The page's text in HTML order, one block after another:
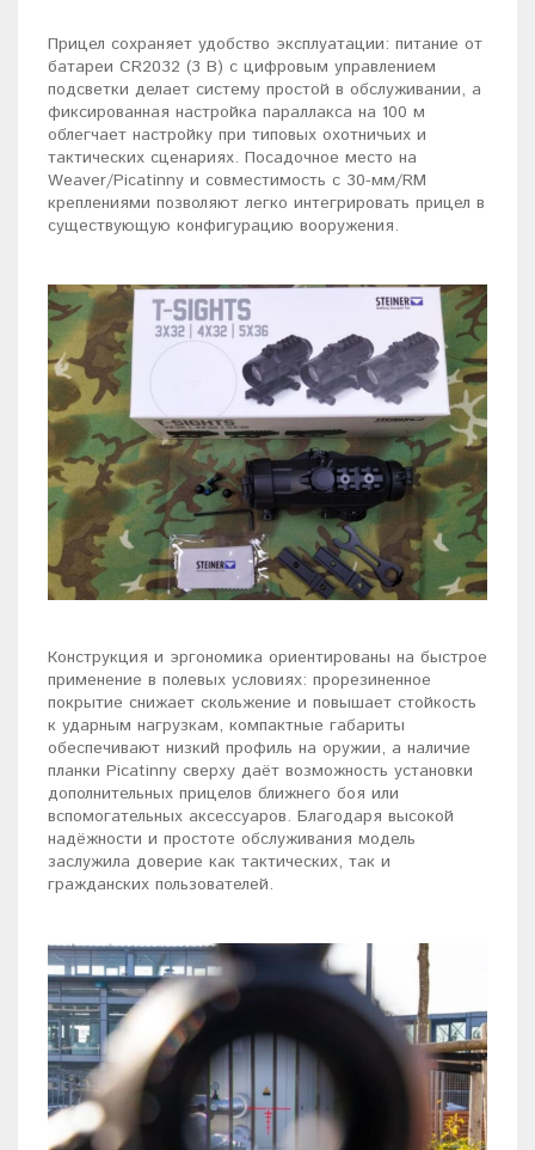
Прицел сохраняет удобство эксплуатации: питание от
батареи CR2032 (3 В) с цифровым управлением
подсветки делает систему простой в обслуживании, а
фиксированная настройка параллакса на 100 м
облегчает настройку при типовых охотничьих и
тактических сценариях. Посадочное место на
Weaver/Picatinny и совместимость с 30-мм/RM
креплениями позволяют легко интегрировать прицел в
существующую конфигурацию вооружения.
Конструкция и эргономика ориентированы на быстрое
применение в полевых условиях: прорезиненное
покрытие снижает скольжение и повышает стойкость
к ударным нагрузкам, компактные габариты
обеспечивают низкий профиль на оружии, а наличие
планки Picatinny сверху даёт возможность установки
дополнительных прицелов ближнего боя или
вспомогательных аксессуаров. Благодаря высокой
надёжности и простоте обслуживания модель
заслужила доверие как тактических, так и
гражданских пользователей.